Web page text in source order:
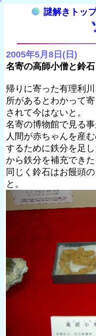
謎解きトッ
2005年5月8日(日)
名寄の高師小僧と鈴石
帰りに寄った有理利
所があるとわかって
されて今はないと。
名寄の博物館で見る事
人間が赤ちゃんを産
するために鉄分を足
から鉄分を補充できた
同じく鈴石はお饅頭
と。